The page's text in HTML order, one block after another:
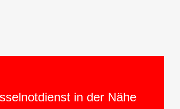
in der Nähe